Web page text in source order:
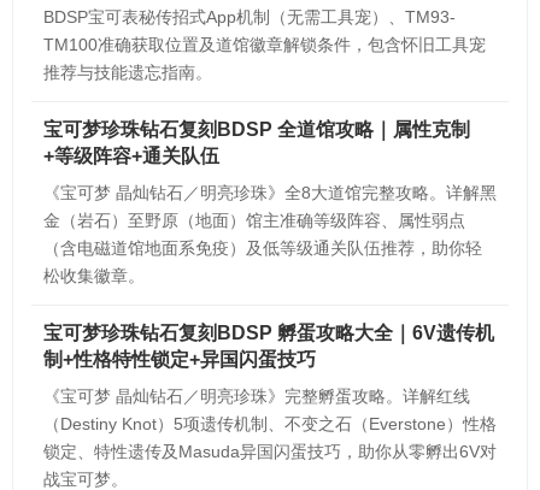
BDSP宝可表秘传招式App机制（无需工具宠）、TM93-
TM100准确获取位置及道馆徽章解锁条件，包含怀旧工具宠
推荐与技能遗忘指南。
宝可梦珍珠钻石复刻BDSP 全道馆攻略｜属性克制
+等级阵容+通关队伍
《宝可梦 晶灿钻石／明亮珍珠》全8大道馆完整攻略。详解黑
金（岩石）至野原（地面）馆主准确等级阵容、属性弱点
（含电磁道馆地面系免疫）及低等级通关队伍推荐，助你轻
松收集徽章。
宝可梦珍珠钻石复刻BDSP 孵蛋攻略大全｜6V遗传机
制+性格特性锁定+异国闪蛋技巧
《宝可梦 晶灿钻石／明亮珍珠》完整孵蛋攻略。详解红线
（Destiny Knot）5项遗传机制、不变之石（Everstone）性格
锁定、特性遗传及Masuda异国闪蛋技巧，助你从零孵出6V对
战宝可梦。